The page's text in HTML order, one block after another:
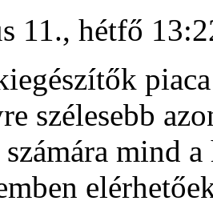
11., hétfő
szélesebb
mind